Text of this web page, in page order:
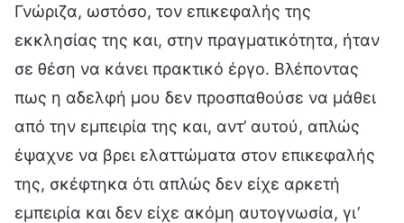
Γνώριζα, ωστόσο, τον επικεφαλής της
εκκλησίας της και, στην πραγματικότητα, ήταν
σε θέση να κάνει πρακτικό έργο. Βλέποντας
πως η αδελφή μου δεν προσπαθούσε να μάθει
από την εμπειρία της και, αντ’ αυτού, απλώς
έψαχνε να βρει ελαττώματα στον επικεφαλής
της, σκέφτηκα ότι απλώς δεν είχε αρκετή
εμπειρία και δεν είχε ακόμη αυτογνωσία, γι’